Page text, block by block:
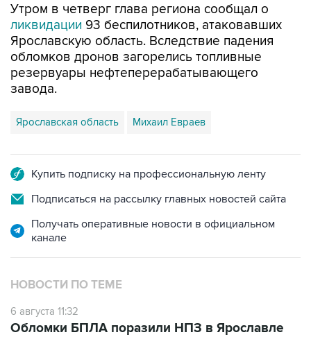
Утром в четверг глава региона сообщал о
ликвидации 93 беспилотников, атаковавших
Ярославскую область. Вследствие падения
обломков дронов загорелись топливные
резервуары нефтеперерабатывающего
завода.
Ярославская область Михаил Евраев
Купить подписку на профессиональную ленту
Подписаться на рассылку главных новостей сайта
Получать оперативные новости в официальном
канале
НОВОСТИ ПО ТЕМЕ
6 августа 11:32
Обломки БПЛА поразили НПЗ в Ярославле